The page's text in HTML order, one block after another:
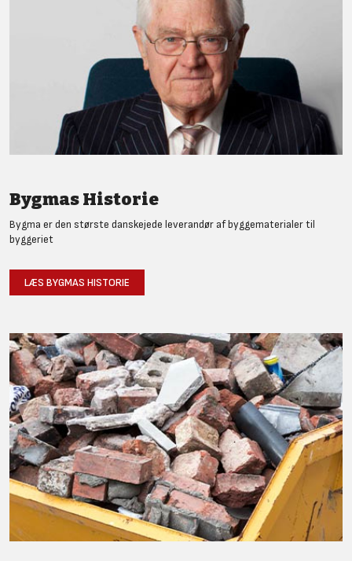
Bygmas Historie
Bygma er den største danskejede leverandør af byggematerialer til
byggeriet
LÆS BYGMAS HISTORIE